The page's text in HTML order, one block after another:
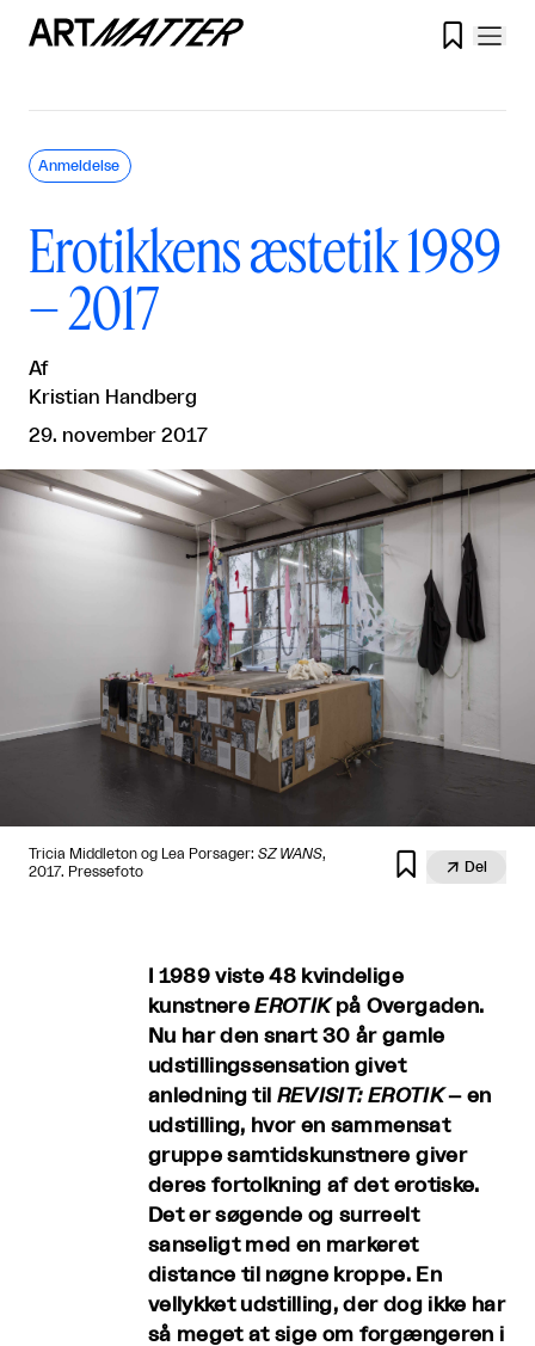

Erotikkens æstetik 1989
– 2017
Af
Kristian Handberg
29. november 2017
Anmeldelse
Tricia Middleton og Lea Porsager: SZ WANS,
2017. Pressefoto
  Del
I 1989 viste 48 kvindelige
kunstnereEROTIKpå Overgaden.
Nu har den snart 30 år gamle
udstillingssensation givet
anledning til REVISIT: EROTIK– en
udstilling, hvor en sammensat
gruppe samtidskunstnere giver
deres fortolkning af det erotiske.
Det er søgende og surreelt
sanseligt med en markeret
distance til nøgne kroppe. En
vellykket udstilling, der dog ikke har
så meget at sige om forgængeren i